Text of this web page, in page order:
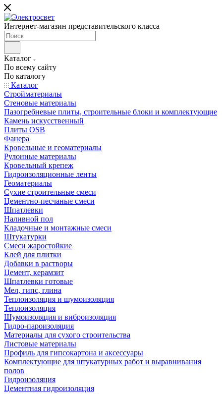
Интернет-магазин представительского класса
Каталог
По всему сайту
По каталогу
Каталог
Стройматериалы
Стеновые материалы
Пазогребневые плиты, строительные блоки и комплектующие
Камень искусственный
Плиты OSB
Фанера
Кровельные и геоматериалы
Рулонные материалы
Кровельный крепеж
Гидроизоляционные ленты
Геоматериалы
Сухие строительные смеси
Цементно-песчаные смеси
Шпатлевки
Наливной пол
Кладочные и монтажные смеси
Штукатурки
Смеси жаростойкие
Клей для плитки
Добавки в растворы
Цемент, керамзит
Шпатлевки готовые
Мел, гипс, глина
Теплоизоляция и шумоизоляция
Теплоизоляция
Шумоизоляция и виброизоляция
Гидро-пароизоляция
Материалы для сухого строительства
Листовые материалы
Профиль для гипсокартона и аксессуары
Комплектующие для штукатурных работ и выравнивания
полов
Гидроизоляция
Цементная гидроизоляция